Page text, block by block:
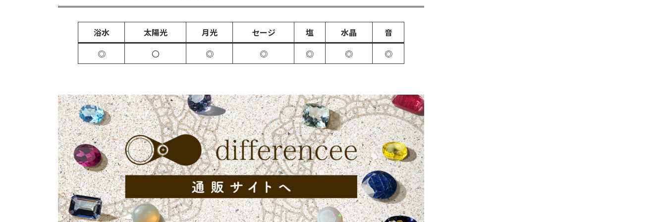
浴水 太陽光 月光 セージ 塩 水晶 音
◎ 〇 ◎ ◎ ◎ ◎ ◎